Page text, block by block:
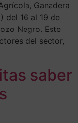
Ganadera
del 16 al 19 de
Negro. Este
del sector,
saber